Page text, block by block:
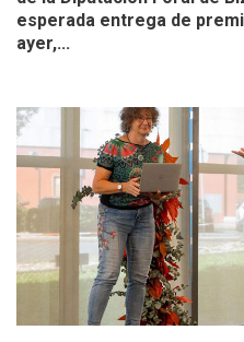
esperada entrega de
ayer,...